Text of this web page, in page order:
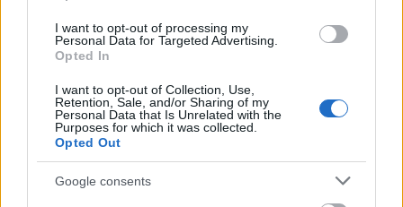
I want to opt-out of processing my
Personal Data for Targeted Advertising.
Opted In
I want to opt-out of Collection, Use,
Retention, Sale, and/or Sharing of my
Personal Data that Is Unrelated with the
Purposes for which it was collected.
Opted Out
Google consents
Másfélszeresére bővítik
Hódmezővásárhely jó hírű református
iskoláját